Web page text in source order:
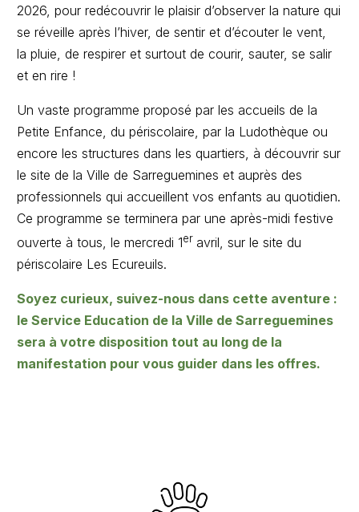
2026, pour redécouvrir le plaisir d’observer la nature qui
se réveille après l’hiver, de sentir et d’écouter le vent,
la pluie, de respirer et surtout de courir, sauter, se salir
et en rire !
Un vaste programme proposé par les accueils de la
Petite Enfance, du périscolaire, par la Ludothèque ou
encore les structures dans les quartiers, à découvrir sur
le site de la Ville de Sarreguemines et auprès des
professionnels qui accueillent vos enfants au quotidien.
Ce programme se terminera par une après-midi festive
ouverte à tous, le mercredi 1er avril, sur le site du
périscolaire Les Ecureuils.
Soyez curieux, suivez-nous dans cette aventure :
le Service Education de la Ville de Sarreguemines
sera à votre disposition tout au long de la
manifestation pour vous guider dans les offres.